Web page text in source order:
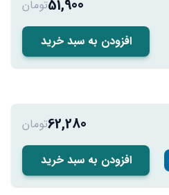
51,900تومان
افزودن به سبد خرید
62,280تومان
افزودن به سبد خرید